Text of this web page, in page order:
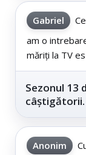
Gabriel
am o
măriți la TV
Sezonul 13
Anonim